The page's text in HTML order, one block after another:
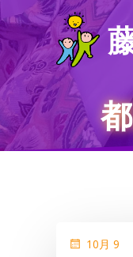
ン
テ
ン
ツ
ス
キ
10月 9